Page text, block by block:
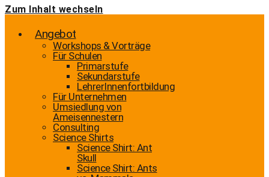
Zum Inhalt wechseln
Angebot
Workshops & Vorträge
Für Schulen
Primarstufe
Sekundarstufe
LehrerInnenfortbildung
Für Unternehmen
Umsiedlung von
Ameisennestern
Consulting
Science Shirts
Science Shirt: Ant
Skull
Science Shirt: Ants